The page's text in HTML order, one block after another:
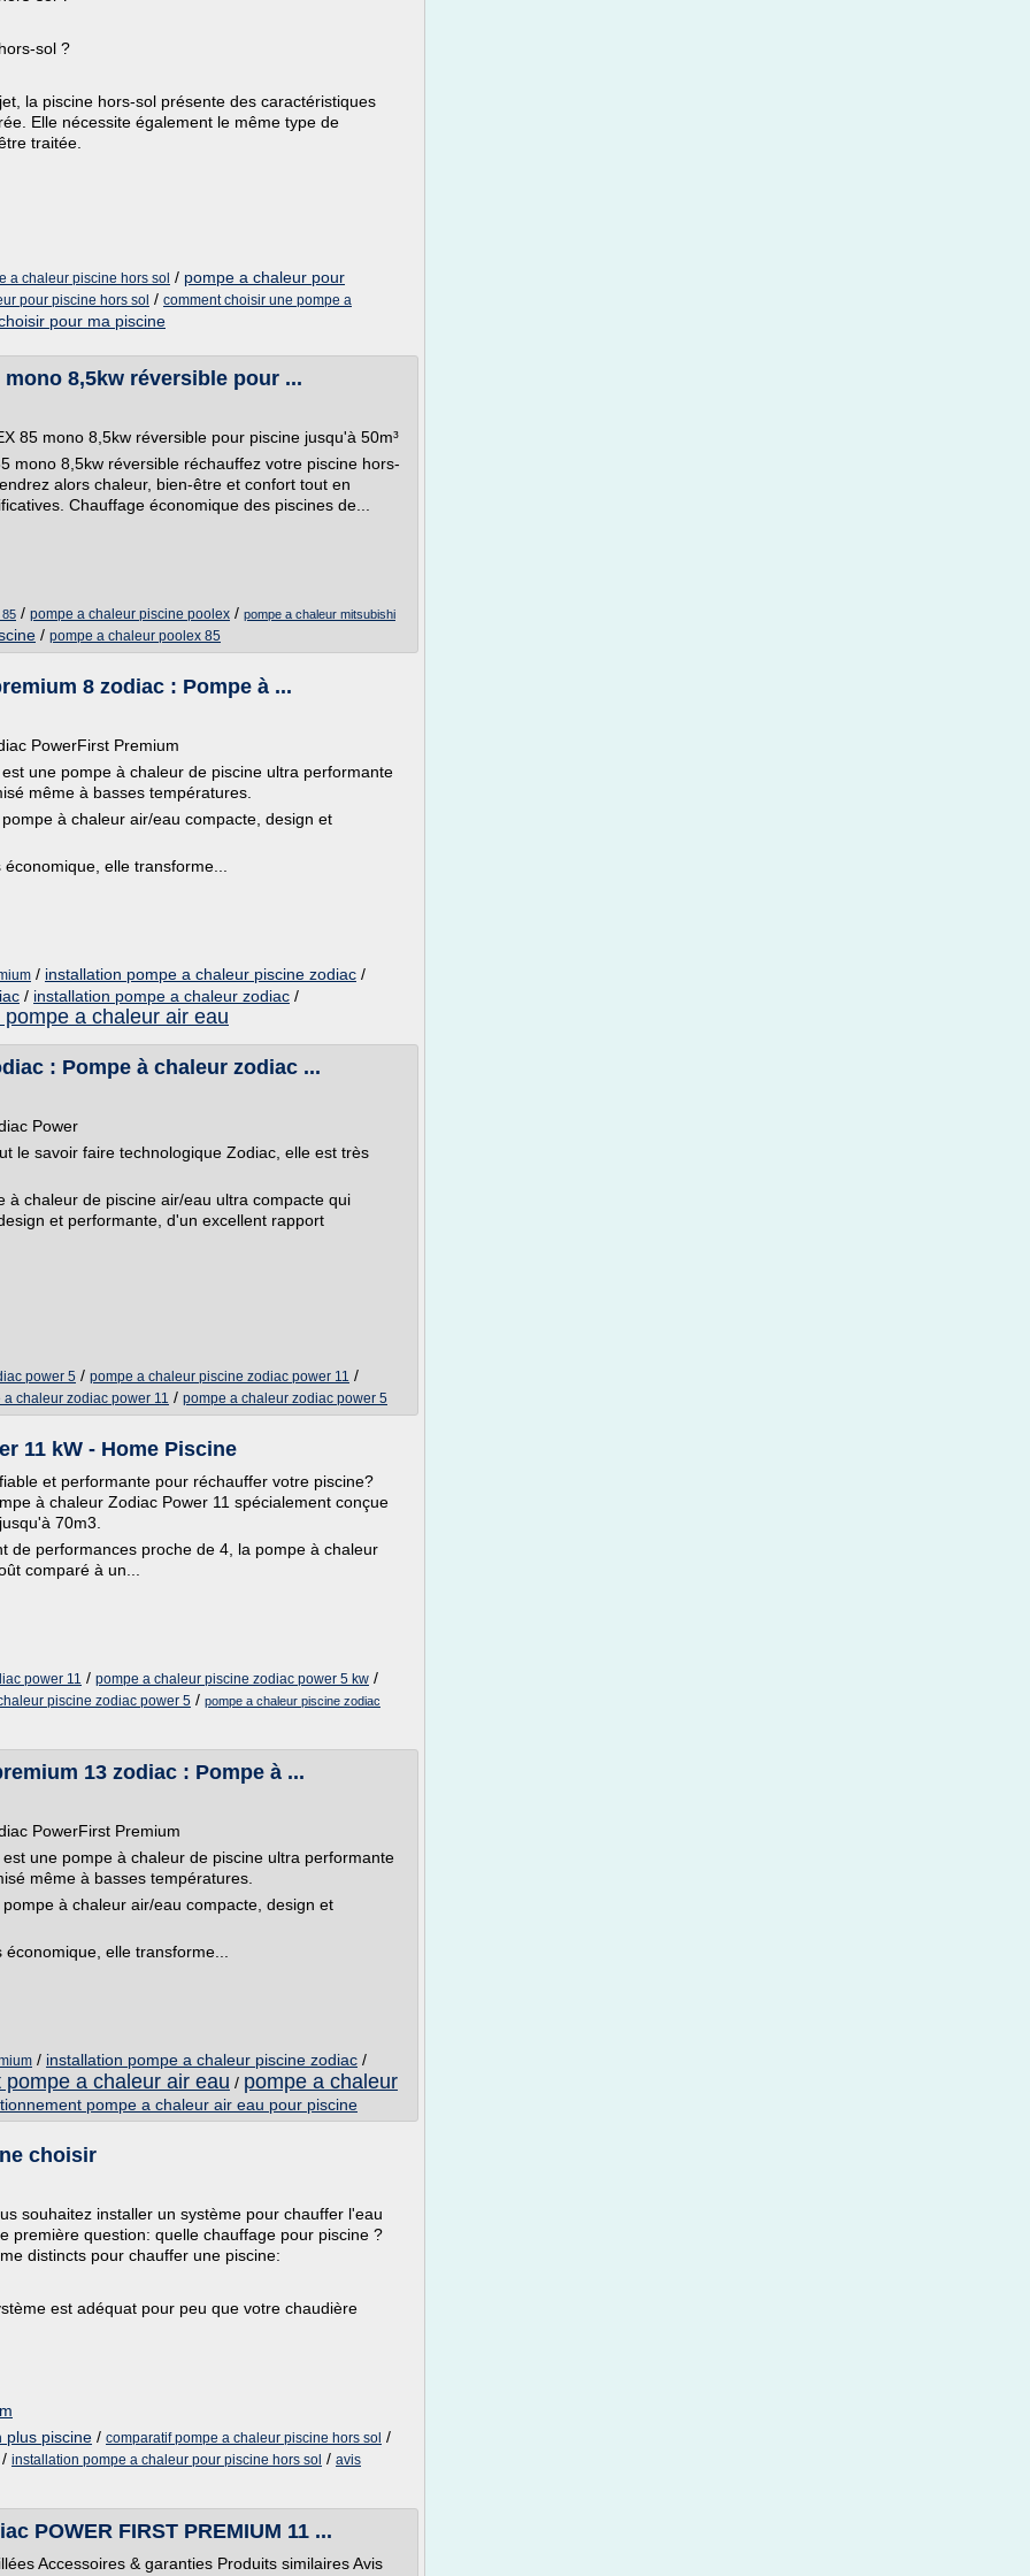
sol ?
la piscine hors-sol présente des caractéristiques
Elle nécessite également le même type de
traitée.
a chaleur piscine hors sol / pompe a chaleur pour
pour piscine hors sol / comment choisir une pompe a
pour ma piscine
8,5kw réversible pour ...
85 mono 8,5kw réversible pour piscine jusqu'à 50m³
mono 8,5kw réversible réchauffez votre piscine hors-
alors chaleur, bien-être et confort tout en
Chauffage économique des piscines de...
85 / pompe a chaleur piscine poolex / pompe a chaleur mitsubishi
/ pompe a chaleur poolex 85
8 zodiac : Pompe à ...
PowerFirst Premium
une pompe à chaleur de piscine ultra performante
même à basses températures.
à chaleur air/eau compacte, design et
elle transforme...
/ installation pompe a chaleur piscine zodiac /
/ installation pompe a chaleur zodiac /
a chaleur air eau
: Pompe à chaleur zodiac ...
Power
le savoir faire technologique Zodiac, elle est très
à chaleur de piscine air/eau ultra compacte qui
et performante, d'un excellent rapport
power 5 / pompe a chaleur piscine zodiac power 11 /
a chaleur zodiac power 11 / pompe a chaleur zodiac power 5
11 kW - Home Piscine
et performante pour réchauffer votre piscine?
à chaleur Zodiac Power 11 spécialement conçue
70m3.
de performances proche de 4, la pompe à chaleur
comparé à un...
power 11 / pompe a chaleur piscine zodiac power 5 kw /
piscine zodiac power 5 / pompe a chaleur piscine zodiac
13 zodiac : Pompe à ...
PowerFirst Premium
une pompe à chaleur de piscine ultra performante
même à basses températures.
à chaleur air/eau compacte, design et
elle transforme...
/ installation pompe a chaleur piscine zodiac /
a chaleur air eau / pompe a chaleur
pompe a chaleur air eau pour piscine
choisir
souhaitez installer un système pour chauffer l'eau
première question: quelle chauffage pour piscine ?
distincts pour chauffer une piscine:
est adéquat pour peu que votre chaudière
plus piscine / comparatif pompe a chaleur piscine hors sol /
installation pompe a chaleur pour piscine hors sol / avis
POWER FIRST PREMIUM 11 ...
Accessoires & garanties Produits similaires Avis